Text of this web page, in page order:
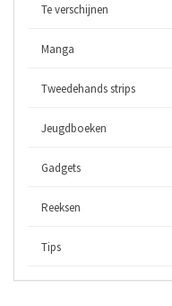
Te verschijnen
Manga
Tweedehands strips
Jeugdboeken
Gadgets
Reeksen
Tips